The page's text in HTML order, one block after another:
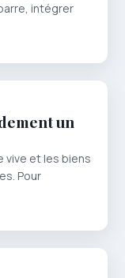
intégrer
un
vive et les biens
Pour